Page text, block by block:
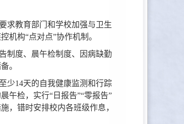
求教育部门和学校加强与卫生
机构“点对点”协作机制。
制度、晨午检制度、因病缺勤
。
少14天的自我健康监测和行踪
午检，实行“日报告”“零报告”
，错时安排校内各班级作息，